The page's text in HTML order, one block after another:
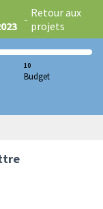
- Retour aux
projets
10
Budget